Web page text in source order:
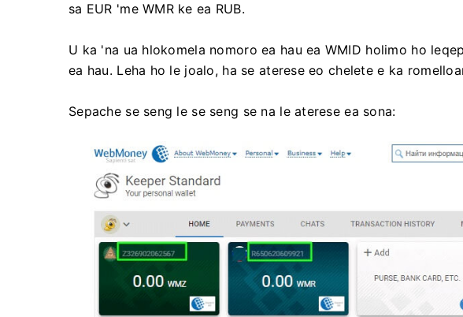
sa EUR 'me WMR ke ea RUB.
U ka 'na ua hlokomela nomoro ea hau ea WMID holimo ho
ea hau. Leha ho le joalo, ha se aterese eo chelete e ka
Sepache se seng le se seng se na le aterese ea sona: